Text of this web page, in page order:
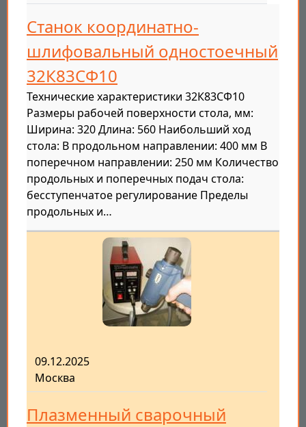
Станок координатно-
шлифовальный одностоечный
32К83СФ10
Технические характеристики 32К83СФ10
Размеры рабочей поверхности стола, мм:
Ширина: 320 Длина: 560 Наибольший ход
стола: В продольном направлении: 400 мм В
поперечном направлении: 250 мм Количество
продольных и поперечных подач стола:
бесступенчатое регулирование Пределы
продольных и…
09.12.2025
Москва
Плазменный сварочный